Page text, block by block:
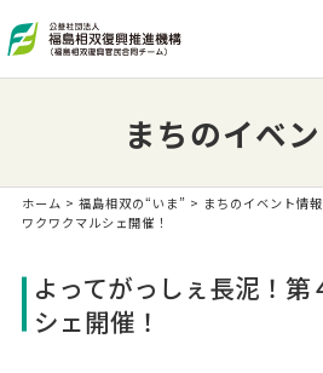
まちのイベ
ホーム > 福島相双の“いま” > まちのイベント情報
ワクワクマルシェ開催！
よってがっしぇ長泥！
シェ開催！